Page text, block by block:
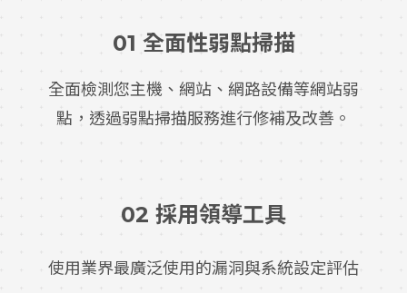
01 全面性弱點掃描
全面檢測您主機、網站、網路設備等網站弱
點，透過弱點掃描服務進行修補及改善。
02 採用領導工具
使用業界最廣泛使用的漏洞與系統設定評估